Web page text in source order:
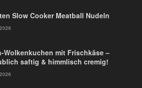
Slow Cooker Meatball Nudeln
Wolkenkuchen mit Frischkäse –
saftig & himmlisch cremig!